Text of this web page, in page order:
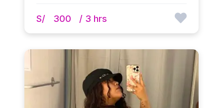
S/ 300 / 3 hrs